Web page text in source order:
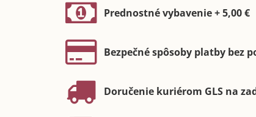
Prednostné vybavenie + 5,00 €
Bezpečné spôsoby platby bez
Doručenie kuriérom GLS na